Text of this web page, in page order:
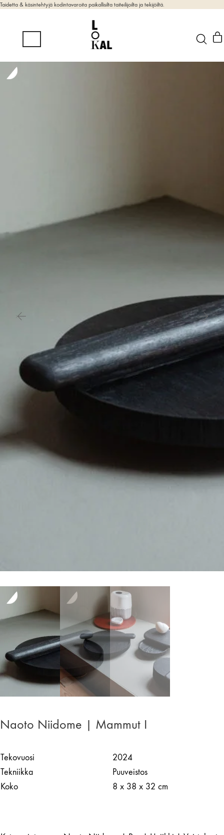
Taidetta & käsintehtyjä kodintavaroita paikallisilta taiteilijoilta ja tekijöiltä.
Naoto Niidome | Mammut I
Tekovuosi
2024
Tekniikka
Puuveistos
Koko
8 x 38 x 32 cm